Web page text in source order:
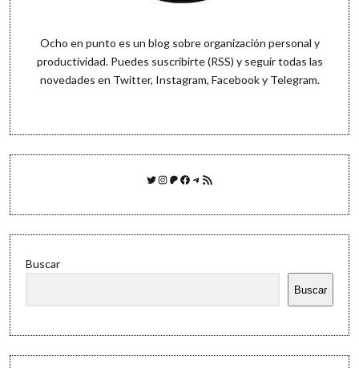
Ocho en punto es un blog sobre organización personal y
productividad. Puedes suscribirte (RSS) y seguir todas las
novedades en Twitter, Instagram, Facebooky Telegram.
Twitter
Instagram
Patreon
Facebook
Telegram
Feed RSS
Buscar
Buscar